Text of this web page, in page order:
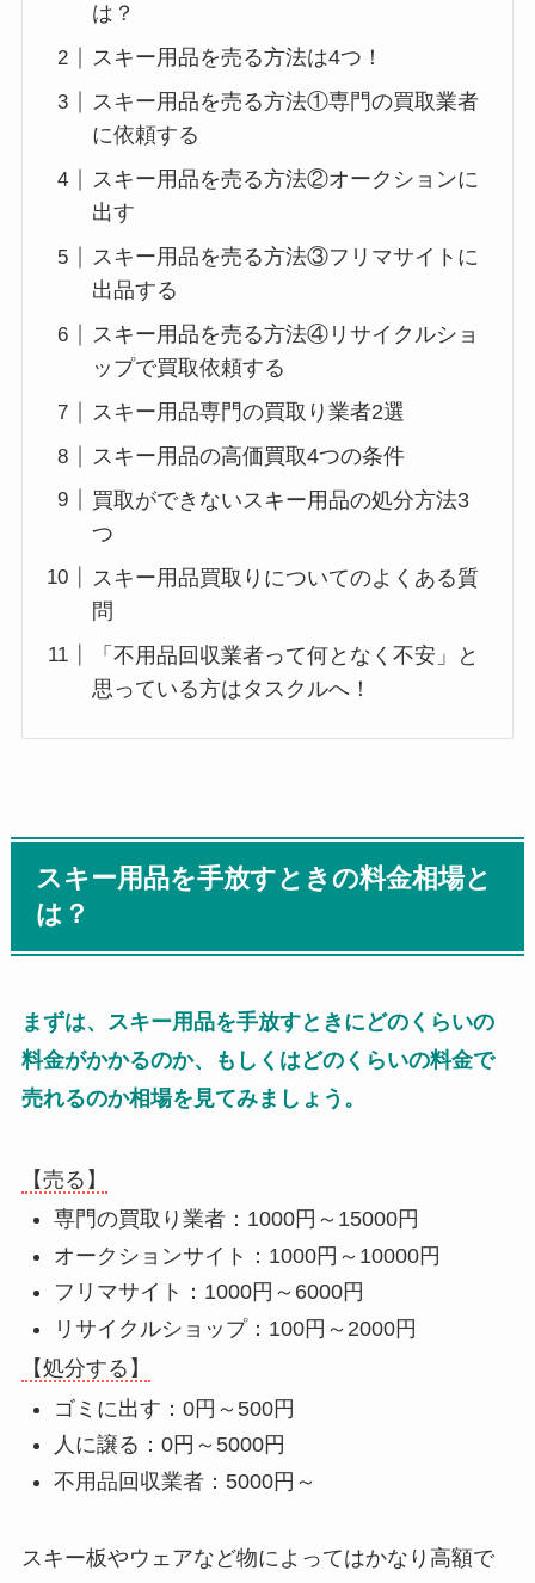
は？
スキー用品を売る方法は4つ！
スキー用品を売る方法①専門の買取業者
に依頼する
スキー用品を売る方法②オークションに
出す
スキー用品を売る方法③フリマサイトに
出品する
スキー用品を売る方法④リサイクルショ
ップで買取依頼する
スキー用品専門の買取り業者2選
スキー用品の高価買取4つの条件
買取ができないスキー用品の処分方法3
つ
スキー用品買取りについてのよくある質
問
「不用品回収業者って何となく不安」と
思っている方はタスクルへ！
スキー用品を手放すときの料金相場と
は？
まずは、スキー用品を手放すときにどのくらいの
料金がかかるのか、もしくはどのくらいの料金で
売れるのか相場を見てみましょう。
【売る】
専門の買取り業者：1000円～15000円
オークションサイト：1000円～10000円
フリマサイト：1000円～6000円
リサイクルショップ：100円～2000円
【処分する】
ゴミに出す：0円～500円
人に譲る：0円～5000円
不用品回収業者：5000円～
スキー板やウェアなど物によってはかなり高額で